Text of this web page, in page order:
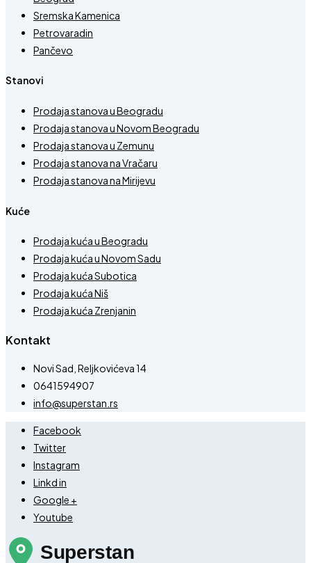
Sremska Kamenica
Petrovaradin
Pančevo
Stanovi
Prodaja stanova u Beogradu
Prodaja stanova u Novom Beogradu
Prodaja stanova u Zemunu
Prodaja stanova na Vračaru
Prodaja stanova na Mirijevu
Kuće
Prodaja kuća u Beogradu
Prodaja kuća u Novom Sadu
Prodaja kuća Subotica
Prodaja kuća Niš
Prodaja kuća Zrenjanin
Kontakt
Novi Sad, Reljkovićeva 14
0641594907
info@superstan.rs
Facebook
Twitter
Instagram
Linkd in
Google +
Youtube